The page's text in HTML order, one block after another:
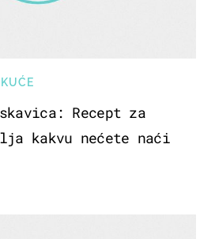
Recept za
kakvu nećete naći